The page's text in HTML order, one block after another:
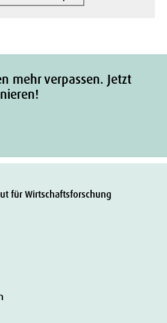
mehr verpassen. Jetzt
für Wirtschaftsforschung